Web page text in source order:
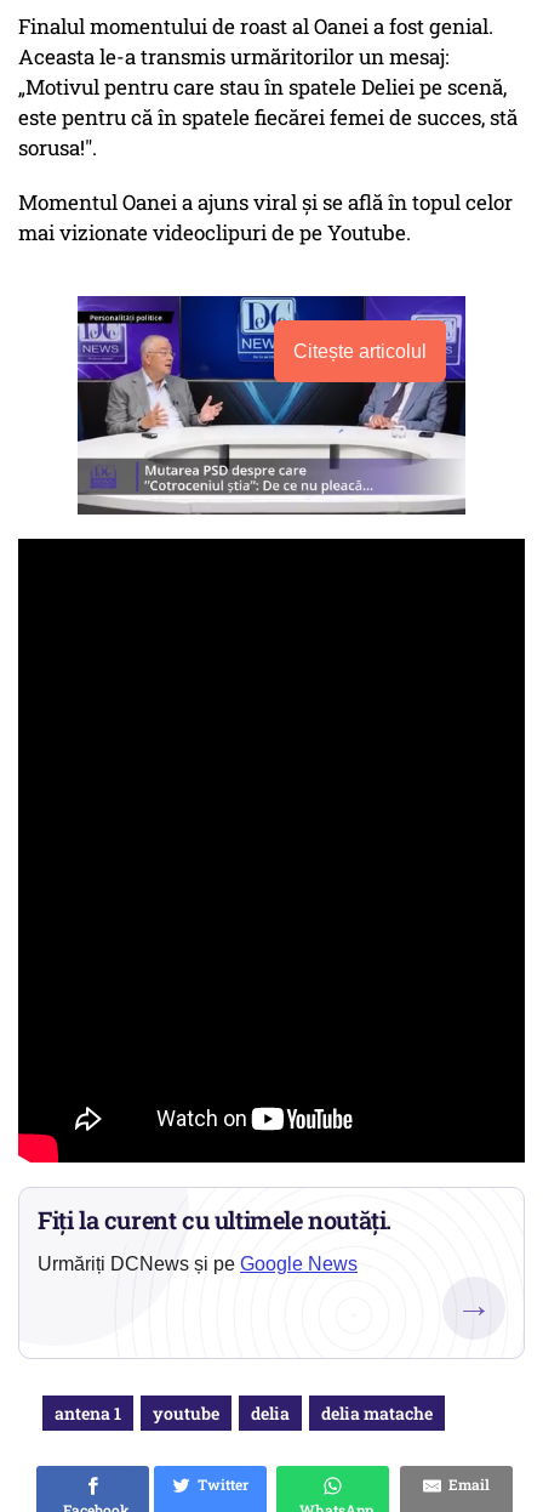
Finalul momentului de roast al Oanei a fost genial.
Aceasta le-a transmis urmăritorilor un mesaj:
„Motivul pentru care stau în spatele Deliei pe scenă,
este pentru că în spatele fiecărei femei de succes, stă
sorusa!".
Momentul Oanei a ajuns viral și se află în topul celor
mai vizionate videoclipuri de pe Youtube.
Citește articolul
Fiți la curent cu ultimele noutăți.
Urmăriți DCNews și pe Google News
→
antena 1 youtube delia delia matache
Twitter
Email